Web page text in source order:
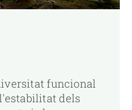
funcional
dels